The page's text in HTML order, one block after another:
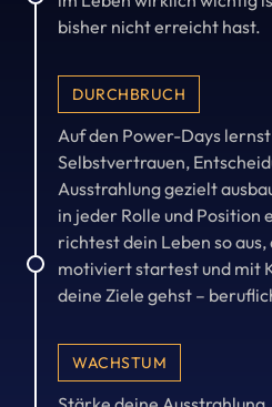
bisher nicht erreicht hast.
DURCHBRUCH
Auf den Power-Days lernst
Selbstvertrauen,
Ausstrahlung gezielt
in jeder Rolle und
richtest dein Leben so aus,
motiviert startest und mit
deine Ziele gehst –
WACHSTUM